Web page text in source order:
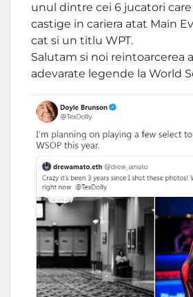
unul dintre cei 6 jucatori care
castige in cariera atat Main
cat si un titlu WPT.
Salutam si noi reintoarcerea
adevarate legende la World